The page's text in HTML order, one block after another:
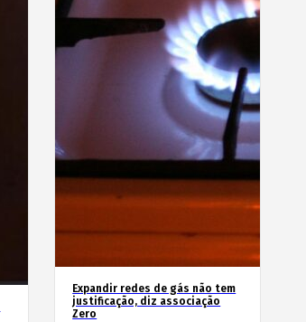
Expandir redes de gás não tem
justificação, diz associação
Zero